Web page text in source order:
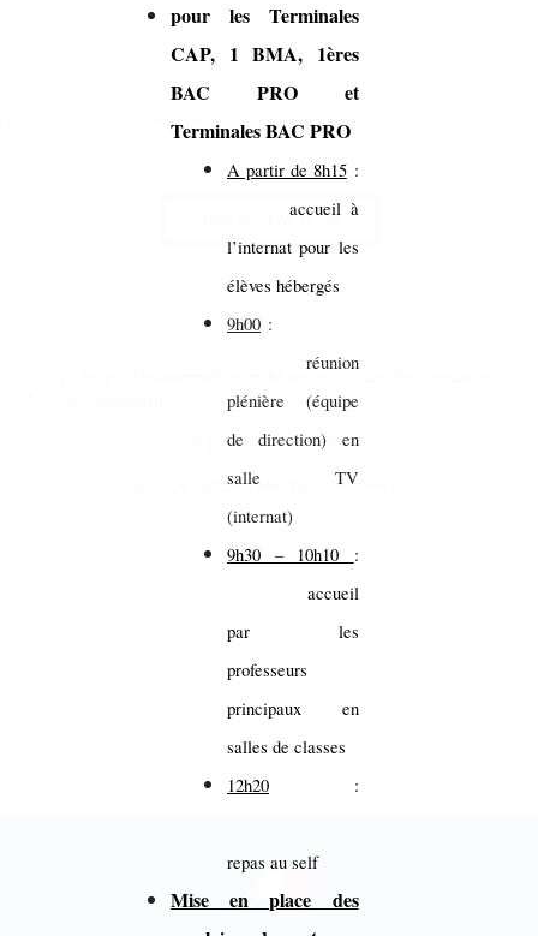
pour les Terminales
CAP, 1 BMA, 1ères
BAC PRO et
Terminales BAC PRO
A partir de 8h15:
accueil à
l’internat pour les
élèves hébergés
9h00 :
réunion
plénière (équipe
de direction) en
salle TV
(internat)
9h30 – 10h10 :
accueil
par les
professeurs
principaux en
salles de classes
12h20 :
repas au self
Mise en place des
exclusives du traitement de ma demande de contact.
ENVOYER LE MESSAGE
Lycée professionnel Jean Monnet, 9 rue des Ursulines,
02.96.74.86.26
ce.0220075M@ac-rennes.fr